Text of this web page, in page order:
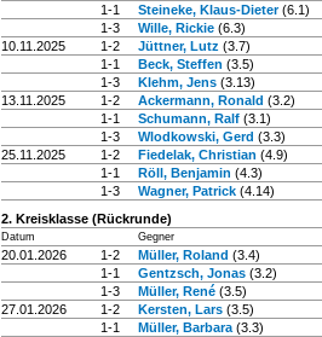
1-1
Steineke, Klaus-Dieter(6.1)
1-3
Wille, Rickie (6.3)
10.11.2025
1-2 Jüttner, Lutz (3.7)
1-1
Beck, Steffen (3.5)
1-3
Klehm, Jens (3.13)
13.11.2025
1-2 Ackermann, Ronald (3.2)
1-1
Schumann, Ralf (3.1)
1-3
Wlodkowski, Gerd (3.3)
25.11.2025
1-2 Fiedelak, Christian (4.9)
1-1
Röll, Benjamin (4.3)
1-3
Wagner, Patrick (4.14)
2. Kreisklasse (Rückrunde)
Datum Gegner
20.01.2026 1-2 Müller, Roland (3.4)
1-1
Gentzsch, Jonas (3.2)
1-3
Müller, René (3.5)
27.01.2026
1-2 Kersten, Lars (3.5)
1-1
Müller, Barbara (3.3)